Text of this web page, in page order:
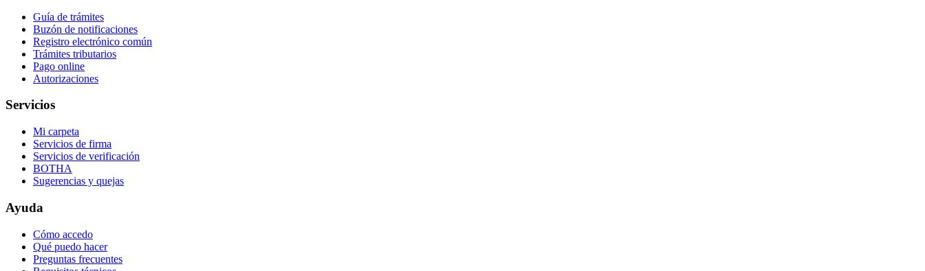
Guía de trámites
Buzón de notificaciones
Registro electrónico común
Trámites tributarios
Pago online
Autorizaciones
Servicios
Mi carpeta
Servicios de firma
Servicios de verificación
BOTHA
Sugerencias y quejas
Ayuda
Cómo accedo
Qué puedo hacer
Preguntas frecuentes